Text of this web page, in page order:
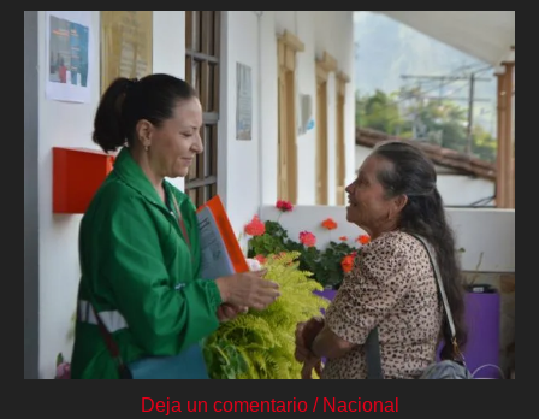
Deja un comentario / Nacional